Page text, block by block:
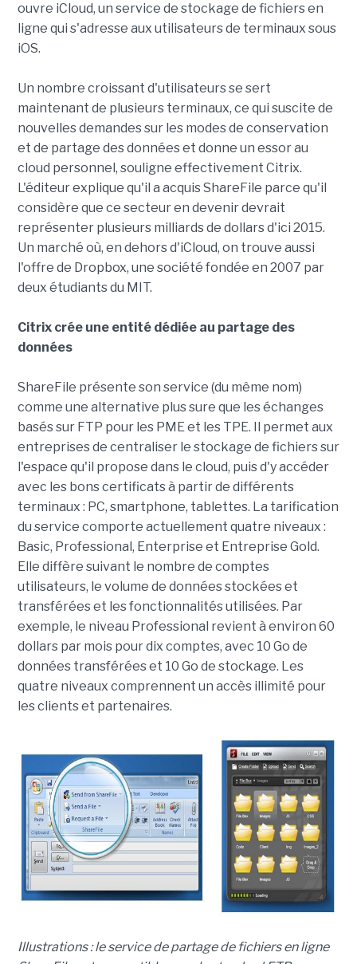
ouvre iCloud, un service de stockage de fichiers en
ligne qui s'adresse aux utilisateurs de terminaux sous
iOS.
Un nombre croissant d'utilisateurs se sert
maintenant de plusieurs terminaux, ce qui suscite de
nouvelles demandes sur les modes de conservation
et de partage des données et donne un essor au
cloud personnel, souligne effectivement Citrix.
L'éditeur explique qu'il a acquis ShareFile parce qu'il
considère que ce secteur en devenir devrait
représenter plusieurs milliards de dollars d'ici 2015.
Un marché où, en dehors d'iCloud, on trouve aussi
l'offre de Dropbox, une société fondée en 2007 par
deux étudiants du MIT.
Citrix crée une entité dédiée au partage des
données
ShareFile présente son service (du même nom)
comme une alternative plus sure que les échanges
basés sur FTP pour les PME et les TPE. Il permet aux
entreprises de centraliser le stockage de fichiers sur
l'espace qu'il propose dans le cloud, puis d'y accéder
avec les bons certificats à partir de différents
terminaux : PC, smartphone, tablettes. La tarification
du service comporte actuellement quatre niveaux :
Basic, Professional, Enterprise et Entreprise Gold.
Elle diffère suivant le nombre de comptes
utilisateurs, le volume de données stockées et
transférées et les fonctionnalités utilisées. Par
exemple, le niveau Professional revient à environ 60
dollars par mois pour dix comptes, avec 10 Go de
données transférées et 10 Go de stockage. Les
quatre niveaux comprennent un accès illimité pour
les clients et partenaires.
Illustrations : le service de partage de fichiers en ligne